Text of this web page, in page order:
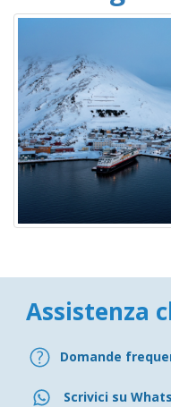
Assistenza
Domande
Scrivici su